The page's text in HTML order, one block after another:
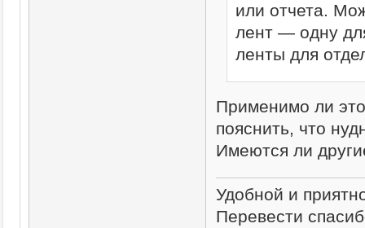
или отчета.
лент — одну
ленты для
Применимо ли
пояснить, что
Имеются ли
Удобной и
Перевести